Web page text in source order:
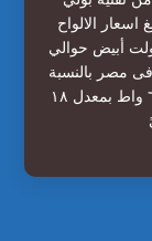
مصريًا. تبلغ اسعار الالواح
١٥٠ واط من ميكروتيك بمعدل ١٢ فولت أبيض حوالي
فى مصر بالنسبة
إلى لوح الطاقة الشمسية من مونو كريستال ٦٠ واط بمعدل ١٨